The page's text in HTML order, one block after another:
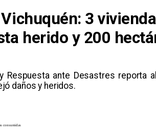
3
herido y 200
Respuesta ante Desastres reporta
daños y heridos.